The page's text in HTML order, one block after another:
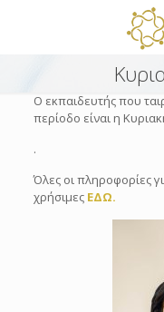
Ο εκπαιδευτής που
περίοδο είναι η
.
Όλες οι πληροφορίες
χρήσιμες ΕΔΩ.